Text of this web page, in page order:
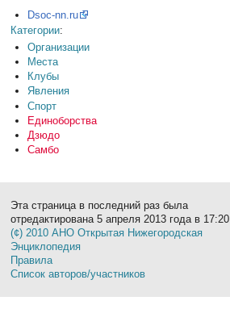
Dsoc-nn.ru
Категории:
Организации
Места
Клубы
Явления
Спорт
Единоборства
Дзюдо
Самбо
Эта страница в последний раз была
отредактирована 5 апреля 2013 года в 17:20.
(¢) 2010 АНО Открытая Нижегородская
Энциклопедия
Правила
Список авторов/участников